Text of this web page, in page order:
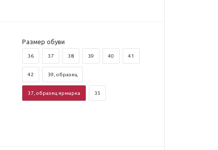
Размер обуви
36 37 38 39 40 41
42 39, образец
37, образец ярмарка 35